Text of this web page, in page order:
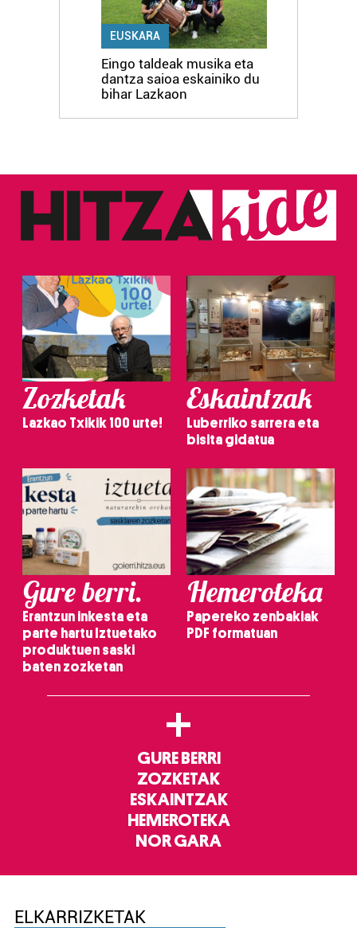
EUSKARA
Eingo taldeak musika eta
dantza saioa eskainiko du
bihar Lazkaon
Zozketak
Lazkao Txikik 100 urte!
Eskaintzak
Luberriko sarrera eta
bisita gidatua
Gure berri.
Erantzun inkesta eta
parte hartu Iztuetako
produktuen saski
baten zozketan
Hemeroteka
Papereko zenbakiak
PDF formatuan
+
GURE BERRI
ZOZKETAK
ESKAINTZAK
HEMEROTEKA
NOR GARA
ELKARRIZKETAK